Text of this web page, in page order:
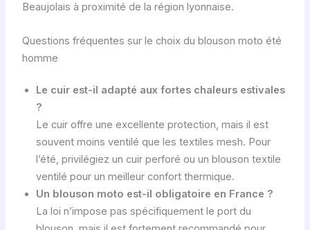
Beaujolais à proximité de la région lyonnaise.
Questions fréquentes sur le choix du blouson moto été
homme
Le cuir est-il adapté aux fortes chaleurs estivales
?
Le cuir offre une excellente protection, mais il est
souvent moins ventilé que les textiles mesh. Pour
l’été, privilégiez un cuir perforé ou un blouson textile
ventilé pour un meilleur confort thermique.
Un blouson moto est-il obligatoire en France ?
La loi n’impose pas spécifiquement le port du